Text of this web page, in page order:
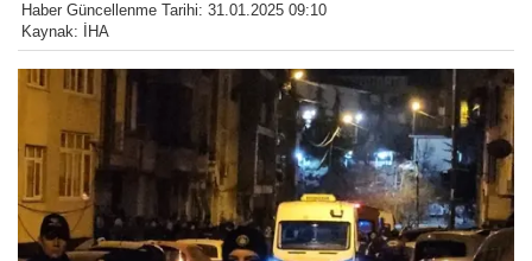
Haber Güncellenme Tarihi: 31.01.2025 09:10
Kaynak: İHA